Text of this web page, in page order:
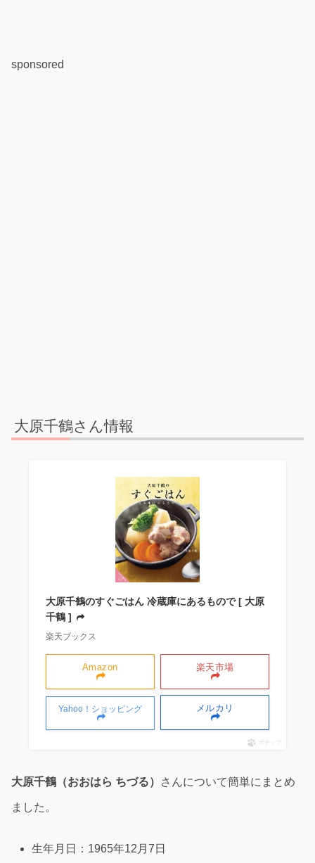
sponsored
大原千鶴さん情報
大原千鶴のすぐごはん 冷蔵庫にあるもので [ 大原
千鶴 ]
楽天ブックス
Amazon 楽天市場
Yahoo！ショッピング メルカリ
ポチップ
大原千鶴（おおはら ちづる） さんについて簡単にまとめ
ました。
生年月日：1965年12月7日